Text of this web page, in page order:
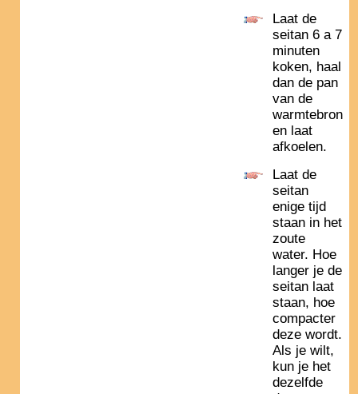
Laat de
seitan 6 a 7
minuten
koken, haal
dan de pan
van de
warmtebron
en laat
afkoelen.
Laat de
seitan
enige tijd
staan in het
zoute
water. Hoe
langer je de
seitan laat
staan, hoe
compacter
deze wordt.
Als je wilt,
kun je het
dezelfde